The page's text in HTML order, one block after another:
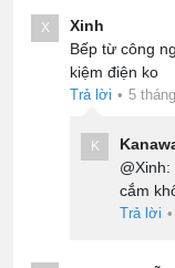
X
Xinh
Bếp từ công
kiệm điện ko
Trả lời • 5
K
cắm
Trả lời •